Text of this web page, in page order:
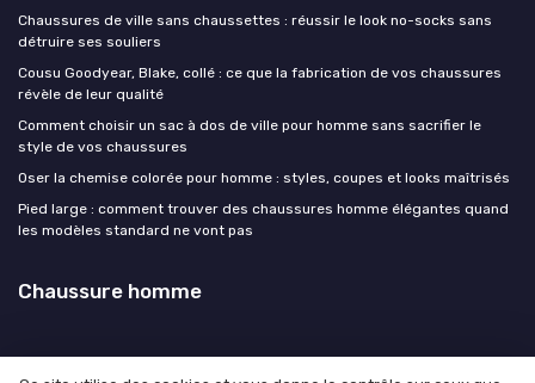
Chaussures de ville sans chaussettes : réussir le look no-socks sans
détruire ses souliers
Cousu Goodyear, Blake, collé : ce que la fabrication de vos chaussures
révèle de leur qualité
Comment choisir un sac à dos de ville pour homme sans sacrifier le
style de vos chaussures
Oser la chemise colorée pour homme : styles, coupes et looks maîtrisés
Pied large : comment trouver des chaussures homme élégantes quand
les modèles standard ne vont pas
Chaussure homme